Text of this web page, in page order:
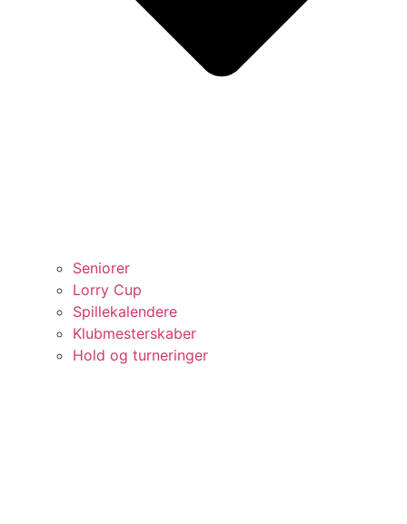
Seniorer
Lorry Cup
Spillekalendere
Klubmesterskaber
Hold og turneringer